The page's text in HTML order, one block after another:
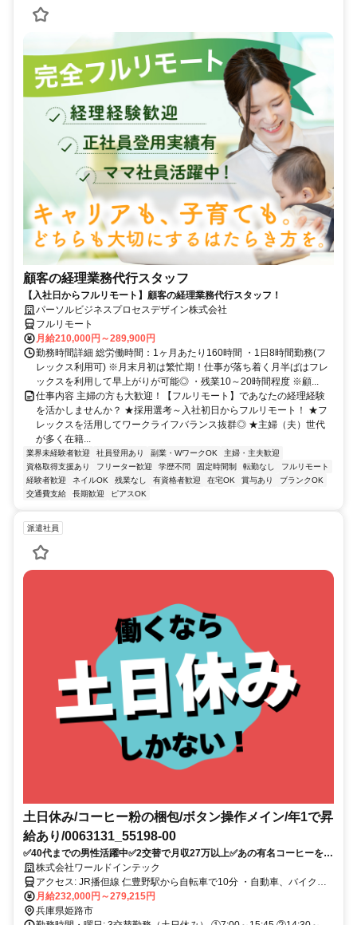
顧客の経理業務代行スタッフ
【入社日からフルリモート】顧客の経理業務代行スタッフ！
パーソルビジネスプロセスデザイン株式会社
フルリモート
月給210,000円～289,900円
勤務時間詳細 総労働時間：1ヶ月あたり160時間 ・1日8時間勤務(フ
レックス利用可) ※月末月初は繁忙期！仕事が落ち着く月半ばはフレ
ックスを利用して早上がりが可能◎ ・残業10～20時間程度 ※顧...
仕事内容 主婦の方も大歓迎！【フルリモート】であなたの経理経験
を活かしませんか？ ★採用選考～入社初日からフルリモート！ ★フ
レックスを活用してワークライフバランス抜群◎ ★主婦（夫）世代
が多く在籍...
業界未経験者歓迎 社員登用あり 副業・WワークOK
主婦・主夫歓迎
資格取得支援あり
フリーター歓迎 学歴不問 固定時間制 転勤なし
フルリモート
経験者歓迎
ネイルOK 残業なし 有資格者歓迎 在宅OK 賞与あり
ブランクOK
交通費支給
長期歓迎 ピアスOK
派遣社員
土日休み/コーヒー粉の梱包/ボタン操作メイン/年1で昇
給あり/0063131_55198-00
✅40代までの男性活躍中✅2交替で月収27万以上✅あの有名コーヒーを作
るお仕事✅正社員採用
株式会社ワールドインテック
アクセス: JR播但線 仁豊野駅から自転車で10分 ・自動車、バイク、
自転車通勤OK ・交通費規定支給
月給232,000円～279,215円
兵庫県姫路市